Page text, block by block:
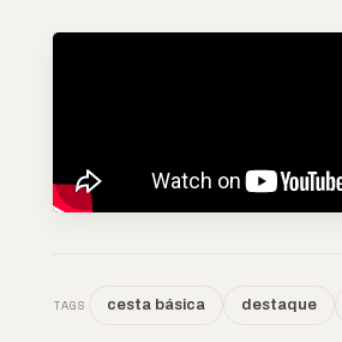
TAGS cesta básica destaque